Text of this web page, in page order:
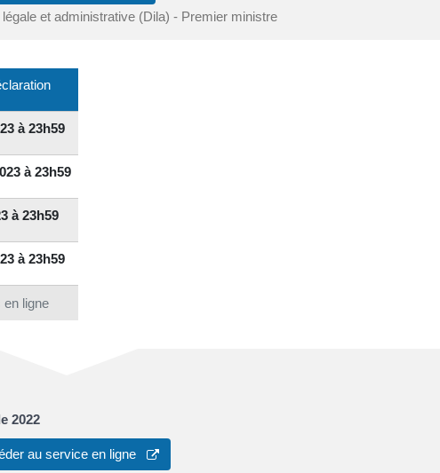
et administrative (Dila) - Premier ministre
en ligne
à 23h59
à 23h59
à 23h59
à 23h59
2022
au service en ligne